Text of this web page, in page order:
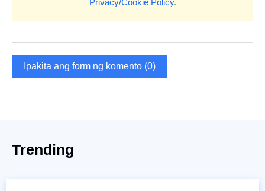
Ipakita ang form ng komento (0)
Trending